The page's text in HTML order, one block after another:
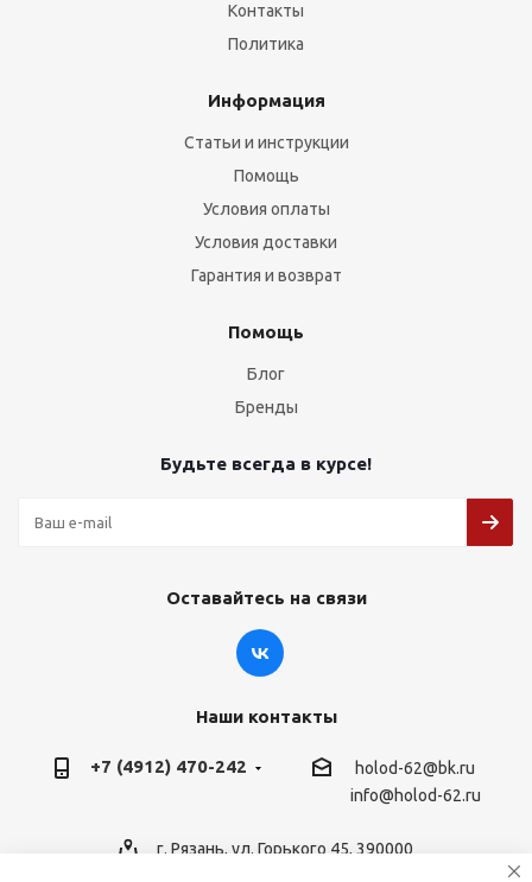
Контакты
Политика
Информация
Статьи и инструкции
Помощь
Условия оплаты
Условия доставки
Гарантия и возврат
Помощь
Блог
Бренды
Будьте всегда в курсе!
Оставайтесь на связи
Наши контакты
+7 (4912) 470-242
holod-62@bk.ru
info@holod-62.ru
г. Рязань, ул. Горького 45, 390000